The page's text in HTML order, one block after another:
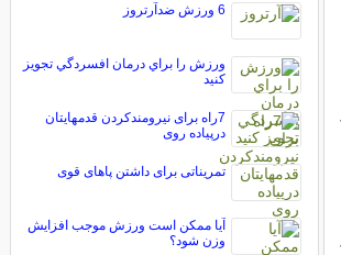
6 ورزش ضدآرتروز
ورزش را براي درمان افسردگي تجويز
كنيد
7راه برای نیرومندکردن قدمهایتان
درپیاده روی
تمریناتی برای داشتن پاهای قوی
آيا ممكن است ورزش موجب افزايش
وزن شود؟